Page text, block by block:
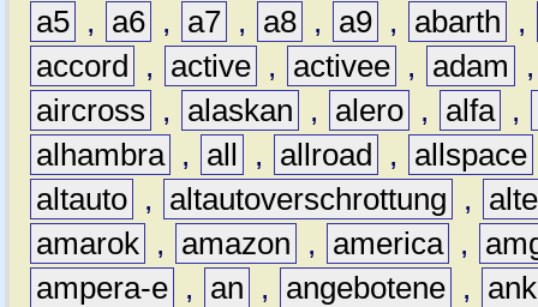
a5 , a6 , a7 , a8 , a9 , abarth
,
accord
, active , activee , adam
aircross
, alaskan , alero , alfa ,
alhambra , all , allroad , allspace
altauto , altautoverschrottung ,
amarok , amazon , america ,
ampera-e , an , angebotene ,